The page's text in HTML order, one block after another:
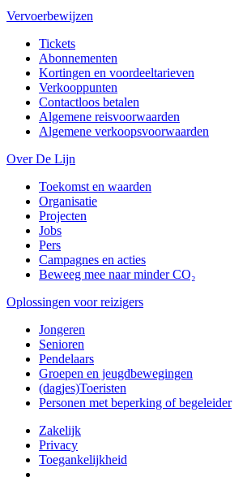
Vervoerbewijzen
Tickets
Abonnementen
Kortingen en voordeeltarieven
Verkooppunten
Contactloos betalen
Algemene reisvoorwaarden
Algemene verkoopsvoorwaarden
Over De Lijn
Toekomst en waarden
Organisatie
Projecten
Jobs
Pers
Campagnes en acties
Beweeg mee naar minder CO₂
Oplossingen voor reizigers
Jongeren
Senioren
Pendelaars
Groepen en jeugdbewegingen
(dagjes)Toeristen
Personen met beperking of begeleider
Zakelijk
Privacy
Toegankelijkheid